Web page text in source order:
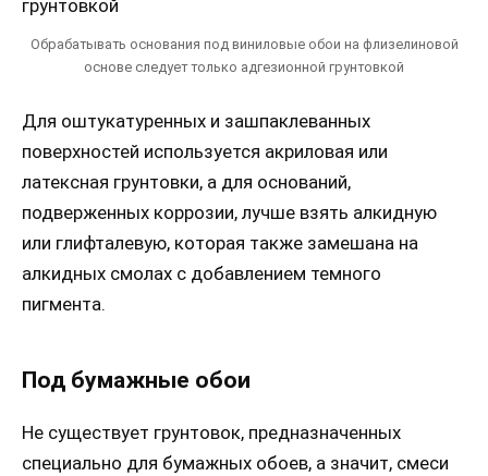
Обрабатывать основания под виниловые обои на флизелиновой
основе следует только адгезионной грунтовкой
Для оштукатуренных и зашпаклеванных
поверхностей используется акриловая или
латексная грунтовки, а для оснований,
подверженных коррозии, лучше взять алкидную
или глифталевую, которая также замешана на
алкидных смолах с добавлением темного
пигмента.
Под бумажные обои
Не существует грунтовок, предназначенных
специально для бумажных обоев, а значит, смеси